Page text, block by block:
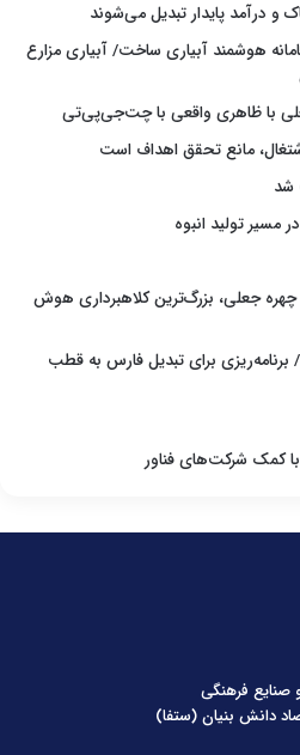
و درآمد پایدار تبدیل می‌شوند
هوشمند آبیاری ساخت/ آبیاری مزارع
با ظاهری واقعی با چت‌جی‌پی‌تی
مانع تحقق اهداف است
شد
تولید انبوه
دلاری با چهره جعلی، بزرگ‌ترین کلاهبرداری هوش
برنامه‌ریزی برای تبدیل فارس به قطب
کمک شرکت‌های فناور
صنایع فرهنگی
دانش بنیان (ستفا)